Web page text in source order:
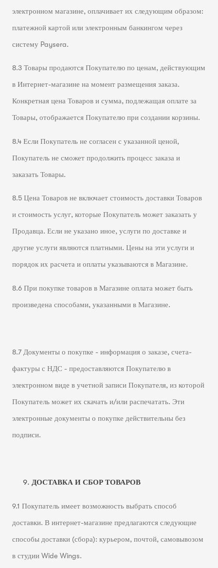
электронном магазине, оплачивает их следующим образом:
платежной картой или электронным банкингом через
систему Paysera.
8.3 Товары продаются Покупателю по ценам, действующим
в Интернет-магазине на момент размещения заказа.
Конкретная цена Товаров и сумма, подлежащая оплате за
Товары, отображается Покупателю при создании корзины.
8.4 Если Покупатель не согласен с указанной ценой,
Покупатель не сможет продолжить процесс заказа и
заказать Товары.
8.5 Цена Товаров не включает стоимость доставки Товаров
и стоимость услуг, которые Покупатель может заказать у
Продавца. Если не указано иное, услуги по доставке и
другие услуги являются платными. Цены на эти услуги и
порядок их расчета и оплаты указываются в Магазине.
8.6 При покупке товаров в Магазине оплата может быть
произведена способами, указанными в Магазине.
8.7 Документы о покупке - информация о заказе, счета-
фактуры с НДС - предоставляются Покупателю в
электронном виде в учетной записи Покупателя, из которой
Покупатель может их скачать и/или распечатать. Эти
электронные документы о покупке действительны без
подписи.
ДОСТАВКА И СБОР ТОВАРОВ
9.1 Покупатель имеет возможность выбрать способ
доставки. В интернет-магазине предлагаются следующие
способы доставки (сбора): курьером, почтой, самовывозом
в студии Wide Wings.